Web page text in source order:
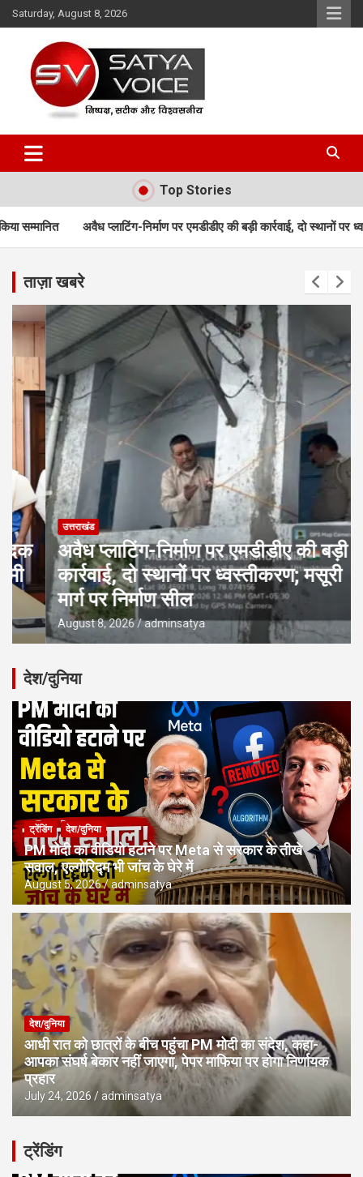
Skip
to
Saturday, August 8, 2026
Satya Voice
Top Stories
निर्माण पर एमडीडीए की बड़ी कार्रवाई, दो स्थानों पर ध्वस्तीकरण; मसूरी मार्ग पर
ताज़ा खबरे
उत्तराखंड
अवैध प्लाटिंग-निर्माण पर एमडीडीए की बड़ी
कार्रवाई, दो स्थानों पर ध्वस्तीकरण; मसूरी
मार्ग पर निर्माण सील
August 8, 2026 adminsatya
देश/दुनिया
ट्रेंडिंग देश/दुनिया
PM मोदी का वीडियो हटाने पर Meta से सरकार के तीखे
सवाल, एल्गोरिद्म भी जांच के घेरे में
August 5, 2026 adminsatya
देश/दुनिया
आधी रात को छात्रों के बीच पहुंचा PM मोदी का संदेश, कहा-
आपका संघर्ष बेकार नहीं जाएगा, पेपर माफिया पर होगा निर्णायक
प्रहार
July 24, 2026 adminsatya
ट्रेंडिंग